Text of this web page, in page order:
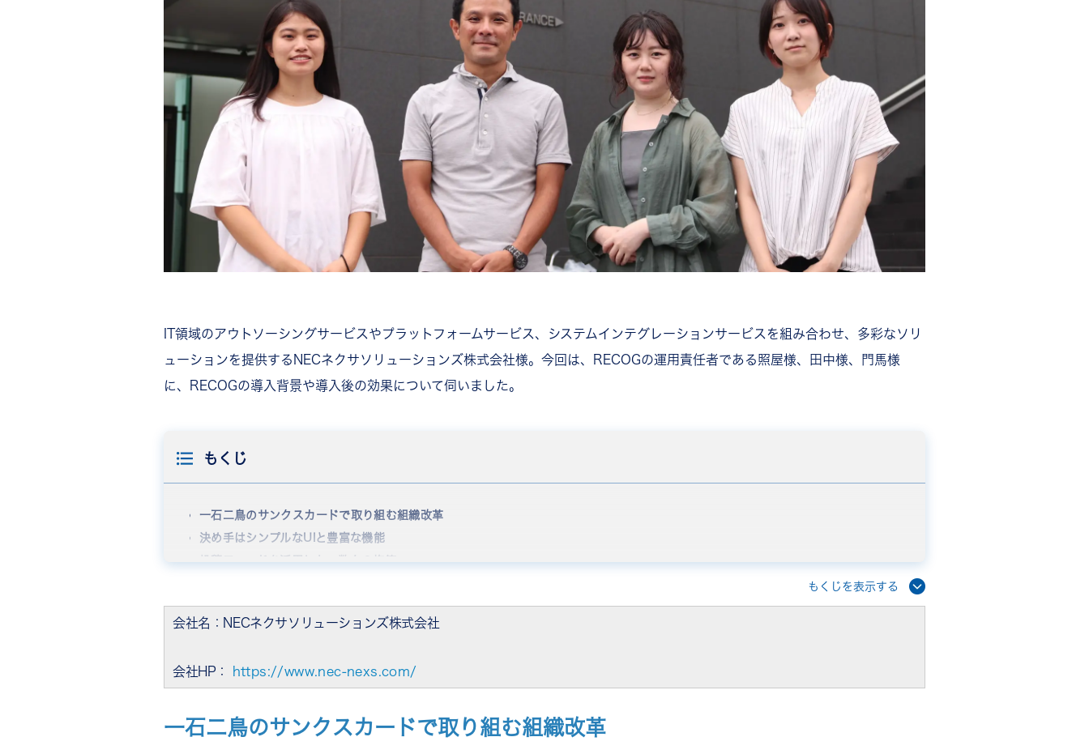
IT領域のアウトソーシングサービスやプラットフォームサービス、システムインテグレーションサービスを組み合わせ、多彩なソリ
ューションを提供するNECネクサソリューションズ株式会社様。今回は、RECOGの運用責任者である照屋様、田中様、門馬様
に、RECOGの導入背景や導入後の効果について伺いました。
もくじ
一石二鳥のサンクスカードで取り組む組織改革
決め手はシンプルなUIと豊富な機能
一人ひとりが、いきいきと働ける職場へ
もくじを表示する
会社名：NECネクサソリューションズ株式会社
会社HP： https://www.nec-nexs.com/
一石二鳥のサンクスカードで取り組む組織改革